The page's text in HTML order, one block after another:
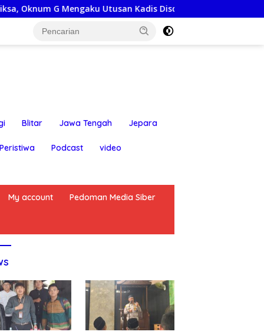
Utusan Kadis Disdagperin
Blitar Jawa Tengah Jepara
Peristiwa Podcast video
My account Pedoman Media Siber